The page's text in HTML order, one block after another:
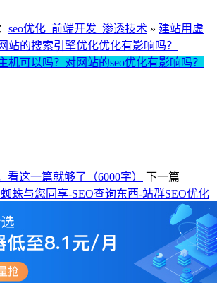
seo优化_前端开发_渗透技术 » 建站用虚
站的搜索引擎优化优化有影响吗？
机可以吗？对网站的seo优化有影响吗？
看这一篇就够了（6000字）
下一篇
蛛与您同享-SEO查询东西-站群SEO优化